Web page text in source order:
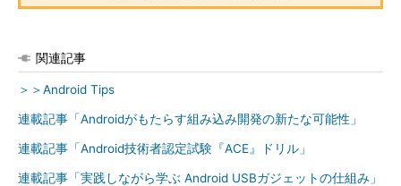
関連記事
＞＞Android Tips
連載記事「Androidがもたらす組み込み開発の新たな可能性」
連載記事「Android技術者認定試験『ACE』ドリル」
連載記事「実践しながら学ぶ Android USBガジェットの仕組み」